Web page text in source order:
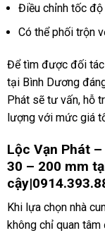
Điều chỉnh tốc
Có thể phối trộn
Để tìm được đối
tại Bình Dương
Phát sẽ tư vấn, hỗ
lượng với mức giá
Lộc Vạn Phát
30 – 200 mm
Khi lựa chọn nhà
không chỉ quan